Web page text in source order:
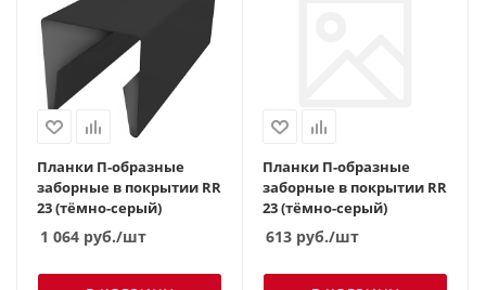
Планки П-образные
заборные в покрытии RR
23 (тёмно-серый)
1 064 руб./шт
Планки П-образные
заборные в покрытии RR
23 (тёмно-серый)
613 руб./шт